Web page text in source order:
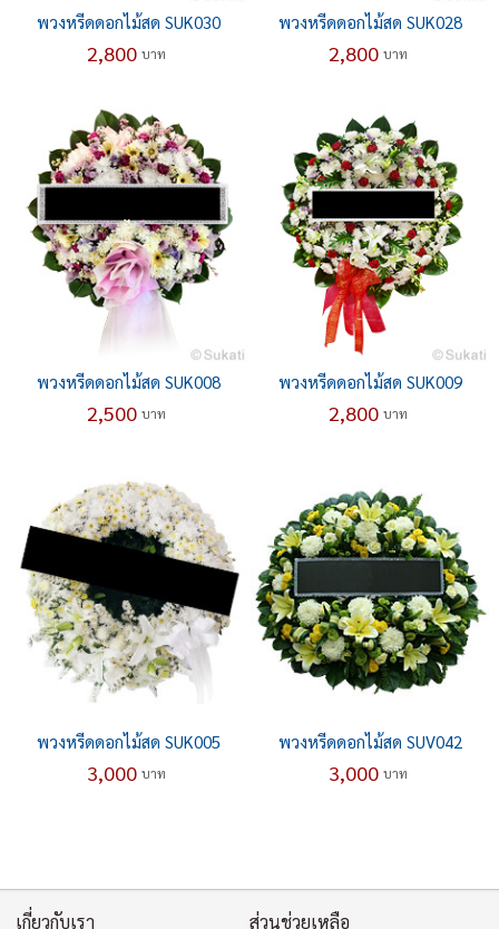
พวงหรีดดอกไม้สด SUK030
2,800 บาท
พวงหรีดดอกไม้สด SUK028
2,800 บาท
พวงหรีดดอกไม้สด SUK008
2,500 บาท
พวงหรีดดอกไม้สด SUK009
2,800 บาท
พวงหรีดดอกไม้สด SUK005
3,000 บาท
พวงหรีดดอกไม้สด SUV042
3,000 บาท
เกี่ยวกับเรา ส่วนช่วยเหลือ